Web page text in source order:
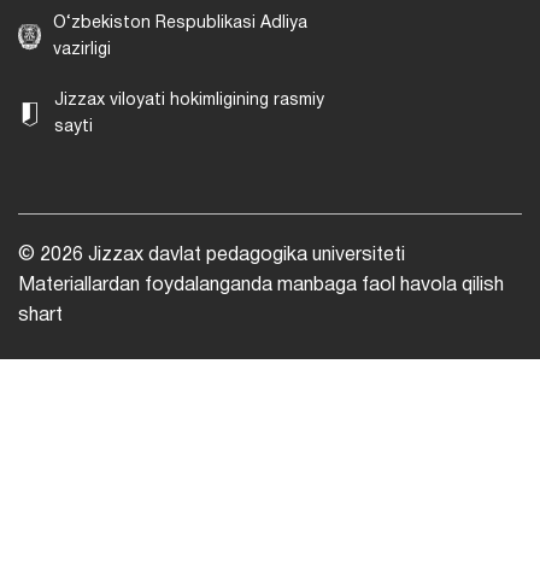
O‘zbekiston Respublikasi Adliya
vazirligi
Jizzax viloyati hokimligining rasmiy
sayti
© 2026 Jizzax davlat pedagogika universiteti
Materiallardan foydalanganda manbaga faol havola qilish
shart